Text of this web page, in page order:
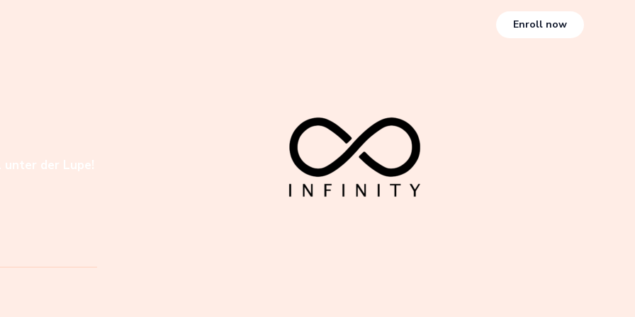
Enroll now
unter der Lupe!